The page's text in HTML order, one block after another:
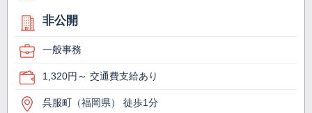
非公開
一般事務
1,320円～ 交通費支給あり
呉服町（福岡県） 徒歩1分